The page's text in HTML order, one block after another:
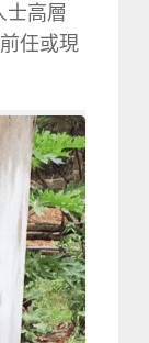
士高層
任或現